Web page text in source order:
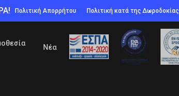
Πολιτική Απορρήτου Πολιτική κατά της Δωροδοκίας
Νέα